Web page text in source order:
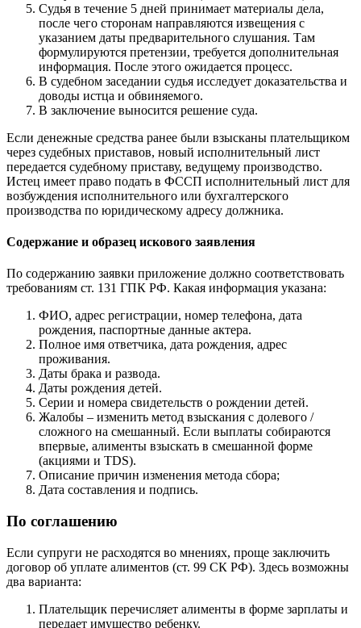
Судья в течение 5 дней принимает материалы дела,
после чего сторонам направляются извещения с
указанием даты предварительного слушания. Там
формулируются претензии, требуется дополнительная
информация. После этого ожидается процесс.
В судебном заседании судья исследует доказательства и
доводы истца и обвиняемого.
В заключение выносится решение суда.
Если денежные средства ранее были взысканы плательщиком
через судебных приставов, новый исполнительный лист
передается судебному приставу, ведущему производство.
Истец имеет право подать в ФССП исполнительный лист для
возбуждения исполнительного или бухгалтерского
производства по юридическому адресу должника.
Содержание и образец искового заявления
По содержанию заявки приложение должно соответствовать
требованиям ст. 131 ГПК РФ. Какая информация указана:
ФИО, адрес регистрации, номер телефона, дата
рождения, паспортные данные актера.
Полное имя ответчика, дата рождения, адрес
проживания.
Даты брака и развода.
Даты рождения детей.
Серии и номера свидетельств о рождении детей.
Жалобы – изменить метод взыскания с долевого /
сложного на смешанный. Если выплаты собираются
впервые, алименты взыскать в смешанной форме
(акциями и TDS).
Описание причин изменения метода сбора;
Дата составления и подпись.
По соглашению
Если супруги не расходятся во мнениях, проще заключить
договор об уплате алиментов (ст. 99 СК РФ). Здесь возможны
два варианта:
Плательщик перечисляет алименты в форме зарплаты и
передает имущество ребенку.